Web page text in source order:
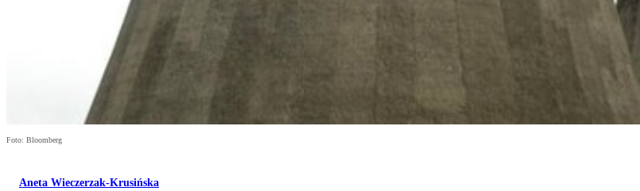
Foto: Bloomberg
Aneta Wieczerzak-Krusińska